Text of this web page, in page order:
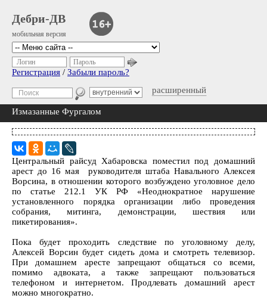
Дебри-ДВ
мобильная версия
расширенный
Логин Пароль
Регистрация / Забыли пароль?
Измазанные Фургалом
Центральный райсуд Хабаровска поместил под домашний
арест до 16 мая руководителя штаба Навального Алексея
Ворсина, в отношении которого возбуждено уголовное дело
по статье 212.1 УК РФ «Неоднократное нарушение
установленного порядка организации либо проведения
собрания, митинга, демонстрации, шествия или
пикетирования».
Пока будет проходить следствие по уголовному делу,
Алексей Ворсин будет сидеть дома и смотреть телевизор.
При домашнем аресте запрещают общаться со всеми,
помимо адвоката, а также запрещают пользоваться
телефоном и интернетом. Продлевать домашний арест
можно многократно.